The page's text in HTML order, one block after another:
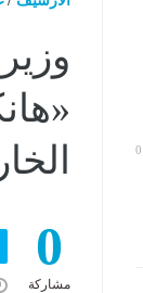
0
0
مشاركة